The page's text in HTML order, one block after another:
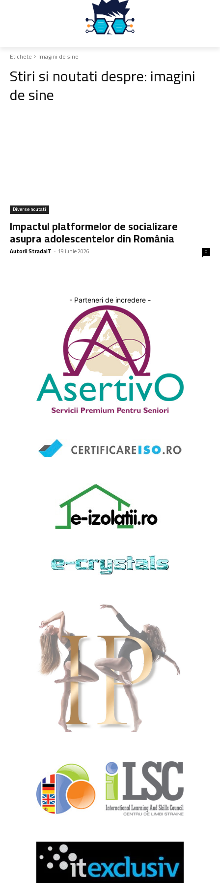
Etichete Imagini de sine
Stiri si noutati despre:imagini
de sine
Diverse noutati
Impactul platformelor de socializare
asupra adolescentelor din România
Autorii StradaIT - 19 iunie 2026 0
- Parteneri de incredere -